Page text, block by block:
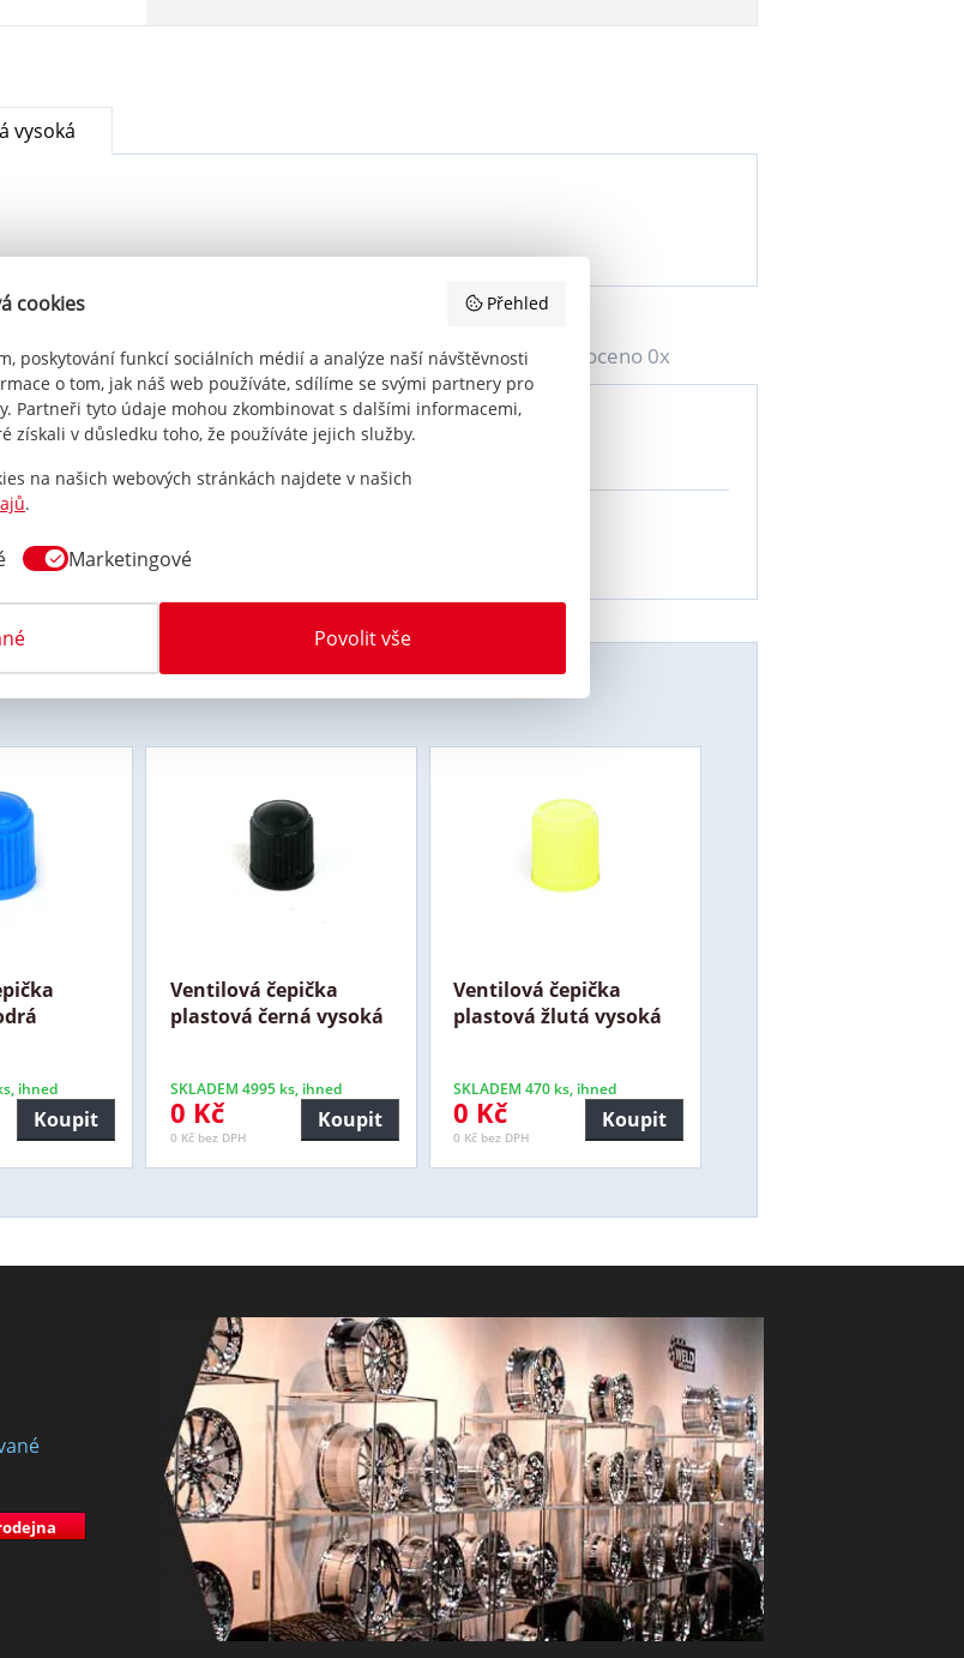
vysoká
červená vysoká Hodnoceno 0x
vysokájako první
ihned
Koupit
Ventilová čepička
plastová černá vysoká
SKLADEM 4995 ks, ihned
0 Kč
0 Kč bez DPH
Koupit
Ventilová čepička
plastová žlutá vysoká
SKLADEM 470 ks, ihned
0 Kč
0 Kč bez DPH
Koupit
cookies Přehled
poskytování funkcí sociálních médií a analýze naší návštěvnosti
o tom, jak náš web používáte, sdílíme se svými partnery pro
Partneři tyto údaje mohou zkombinovat s dalšími informacemi,
získali v důsledku toho, že používáte jejich služby.
na našich webových stránkách najdete v našich
.
Marketingové
Povolit vše